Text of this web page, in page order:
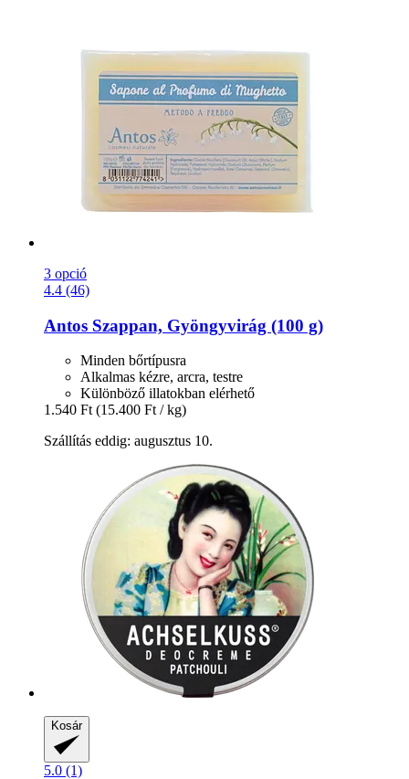
3 opció
4.4 (46)
Antos Szappan, Gyöngyvirág (100 g)
Minden bőrtípusra
Alkalmas kézre, arcra, testre
Különböző illatokban elérhető
1.540 Ft (15.400 Ft / kg)
Szállítás eddig: augusztus 10.
Kosár
5.0 (1)